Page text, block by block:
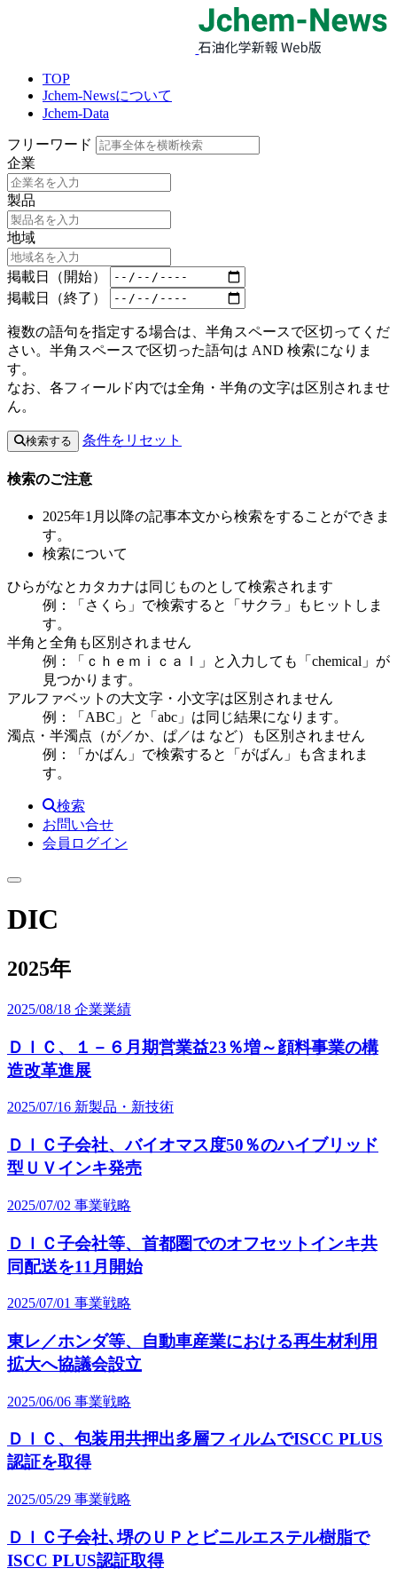
TOP
Jchem-Newsについて
Jchem-Data
フリーワード
企業
製品
地域
掲載日（開始）
掲載日（終了）
複数の語句を指定する場合は、半角スペースで区切ってくだ
さい。半角スペースで区切った語句は AND 検索になりま
す。
なお、各フィールド内では全角・半角の文字は区別されませ
ん。
検索する 条件をリセット
検索のご注意
2025年1月以降の記事本文から検索をすることができま
す。
検索について
ひらがなとカタカナは同じものとして検索されます
例：「さくら」で検索すると「サクラ」もヒットしま
す。
半角と全角も区別されません
例：「ｃｈｅｍｉｃａｌ」と入力しても「chemical」が
見つかります。
アルファベットの大文字・小文字は区別されません
例：「ABC」と「abc」は同じ結果になります。
濁点・半濁点（が／か、ぱ／は など）も区別されません
例：「かばん」で検索すると「がばん」も含まれま
す。
検索
お問い合せ
会員ログイン
DIC
2025年
2025/08/18 企業業績
ＤＩＣ、１－６月期営業益23％増～顔料事業の構
造改革進展
2025/07/16 新製品・新技術
ＤＩＣ子会社、バイオマス度50％のハイブリッド
型ＵＶインキ発売
2025/07/02 事業戦略
ＤＩＣ子会社等、首都圏でのオフセットインキ共
同配送を11月開始
2025/07/01 事業戦略
東レ／ホンダ等、自動車産業における再生材利用
拡大へ協議会設立
2025/06/06 事業戦略
ＤＩＣ、包装用共押出多層フィルムでISCC PLUS
認証を取得
2025/05/29 事業戦略
ＤＩＣ子会社､堺のＵＰとビニルエステル樹脂で
ISCC PLUS認証取得